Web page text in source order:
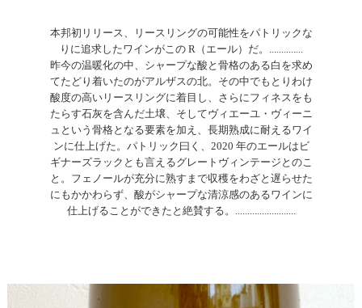
本邦初リリース、リースリングの可能性をパトリックな
りに追求したワインがこの R（エール）だ。..............
昨今の温暖化の中、シャープな酸と骨格のある白を求め
てたどり着いたのがアルザスの北。その中でもとりわけ
酸度の高いリースリングに着目し、さらにフィネスをも
たらす石灰を含んだ土壌、そしてヴィエーユ・ヴィーニ
ュという骨格となる要素を加え、長期熟成に耐えるワイ
ンに仕上げた。パトリック曰く、2020 年のエールはビ
ギナーズラックとも言えるグレートヴィンテージとのこ
と。フェノールが充分に熟すまで収穫をわざと遅らせた
にもかかわらず、酸がシャープな清涼感のあるワインに
仕上げることができたと絶賛する。.........................